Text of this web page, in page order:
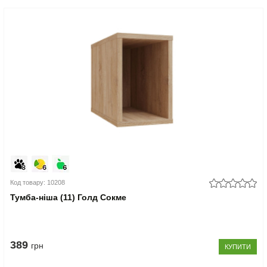
Код товару: 10208
Тумба-ніша (11) Голд Сокме
389 грн КУПИТИ